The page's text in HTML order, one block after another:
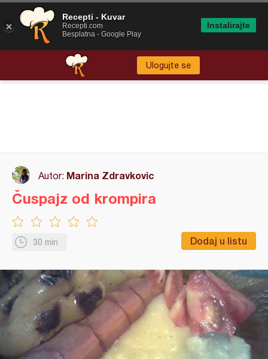
Ulogujte se
Autor: Marina Zdravkovic
30 min Dodaj u listu
Čuspajz od krompira
Recepti - Kuvar
Recepti.com
Besplatna - Google Play
Instalirajte